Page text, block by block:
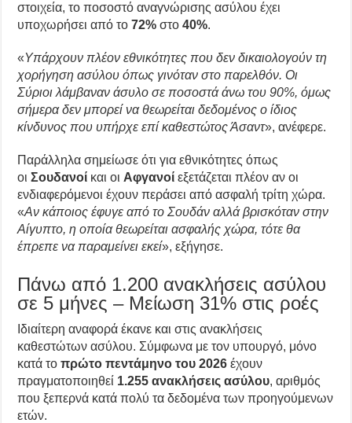
στοιχεία, το ποσοστό αναγνώρισης ασύλου έχει
υποχωρήσει από το72% στο40%.
«Υπάρχουν πλέον εθνικότητες που δεν δικαιολογούν τη
χορήγηση ασύλου όπως γινόταν στο παρελθόν. Οι
Σύριοι λάμβαναν άσυλο σε ποσοστά άνω του 90%, όμως
σήμερα δεν μπορεί να θεωρείται δεδομένος ο ίδιος
κίνδυνος που υπήρχε επί καθεστώτος Άσαντ», ανέφερε.
Παράλληλα σημείωσε ότι για εθνικότητες όπως
οιΣουδανοί και οι Αφγανοίεξετάζεται πλέον αν οι
ενδιαφερόμενοι έχουν περάσει από ασφαλή τρίτη χώρα.
«Αν κάποιος έφυγε από το Σουδάν αλλά βρισκόταν στην
Αίγυπτο, η οποία θεωρείται ασφαλής χώρα, τότε θα
έπρεπε να παραμείνει εκεί», εξήγησε.
Πάνω από 1.200 ανακλήσεις ασύλου
σε 5 μήνες – Μείωση 31% στις ροές
Ιδιαίτερη αναφορά έκανε και στις ανακλήσεις
καθεστώτων ασύλου. Σύμφωνα με τον υπουργό, μόνο
κατά τοπρώτο πεντάμηνο του 2026 έχουν
πραγματοποιηθεί 1.255 ανακλήσεις ασύλου, αριθμός
που ξεπερνά κατά πολύ τα δεδομένα των προηγούμενων
ετών.